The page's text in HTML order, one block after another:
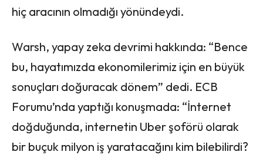
hiç aracının olmadığı yönündeydi.
Warsh, yapay zeka devrimi hakkında: “Bence
bu, hayatımızda ekonomilerimiz için en büyük
sonuçları doğuracak dönem” dedi. ECB
Forumu’nda yaptığı konuşmada: “İnternet
doğduğunda, internetin Uber şoförü olarak
bir buçuk milyon iş yaratacağını kim bilebilirdi?